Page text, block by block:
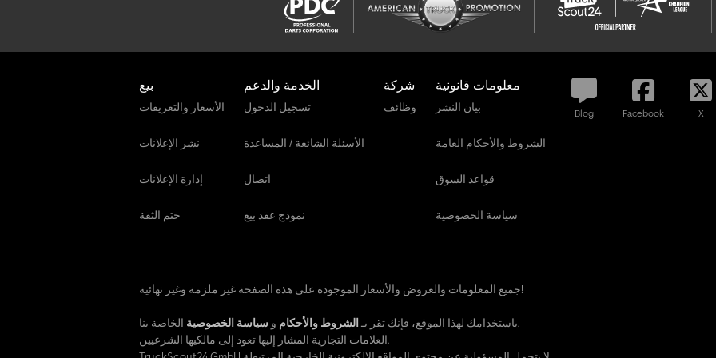
بيع
الأسعار والتعريفات
نشر الإعلانات
إدارة الإعلانات
ختم الثقة
الخدمة والدعم
تسجيل الدخول
الأسئلة الشائعة / المساعدة
اتصال
نموذج عقد بيع
شركة
وظائف
معلومات قانونية
بيان النشر
الشروط والأحكام العامة
قواعد السوق
سياسة الخصوصية
Blog Facebook X
جميع المعلومات والعروض والأسعار الموجودة على هذه الصفحة غير ملزمة وغير نهائية!
باستخدامك لهذا الموقع، فإنك تقر بـ الشروط والأحكام و سياسة الخصوصية
الخاصة بنا.
العلامات التجارية المشار إليها تعود إلى مالكيها الشرعيين.